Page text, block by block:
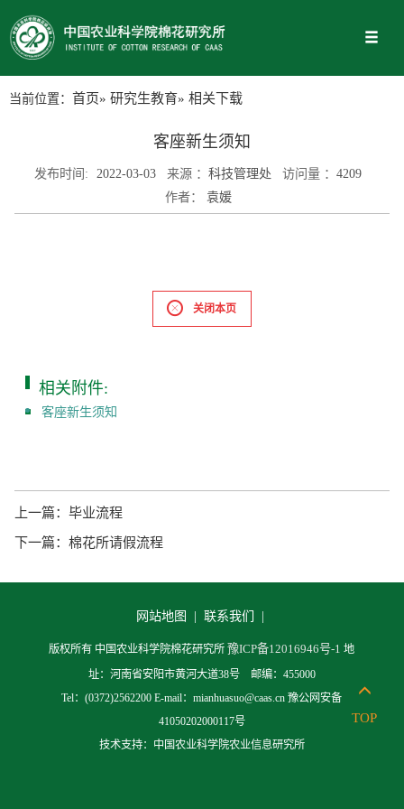
当前位置： 首页» 研究生教育» 相关下载
客座新生须知
发布时间: 2022-03-03 来源 ： 科技管理处 访问量 ：4209
作者：
袁媛
关闭本页
相关附件:
客座新生须知
上一篇： 毕业流程
下一篇： 棉花所请假流程
网站地图 | 联系我们 |
版权所有 中国农业科学院棉花研究所豫ICP备12016946号-1 地
址：河南省安阳市黄河大道38号 邮编：455000
Tel：(0372)2562200 E-mail：mianhuasuo@caas.cn 豫公网安备
41050202000117号
技术支持：中国农业科学院农业信息研究所
TOP